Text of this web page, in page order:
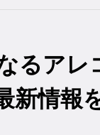
るアレ
新情報